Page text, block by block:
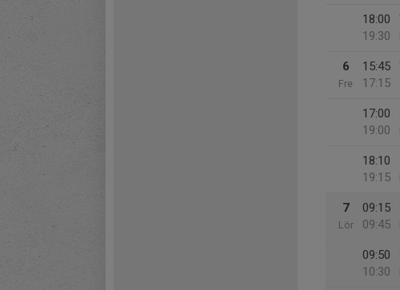
18:00
19:30
6
Fre
15:45
17:15
17:00
19:00
18:10
19:15
7
Lör
09:15
09:45
09:50
10:30